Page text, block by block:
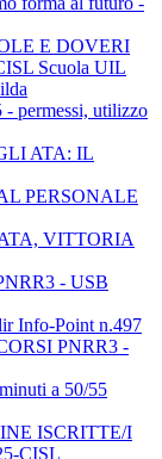
E DOVERI
Scuola UIL
permessi, utilizzo
ATA: IL
PERSONALE
VITTORIA
- USB
Info-Point n.497
PNRR3 -
a 50/55
ISCRITTE/I
CISL